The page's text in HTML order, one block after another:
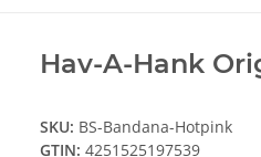
Hav-A-Hank
SKU: BS-Bandana-Hotpink
GTIN: 4251525197539